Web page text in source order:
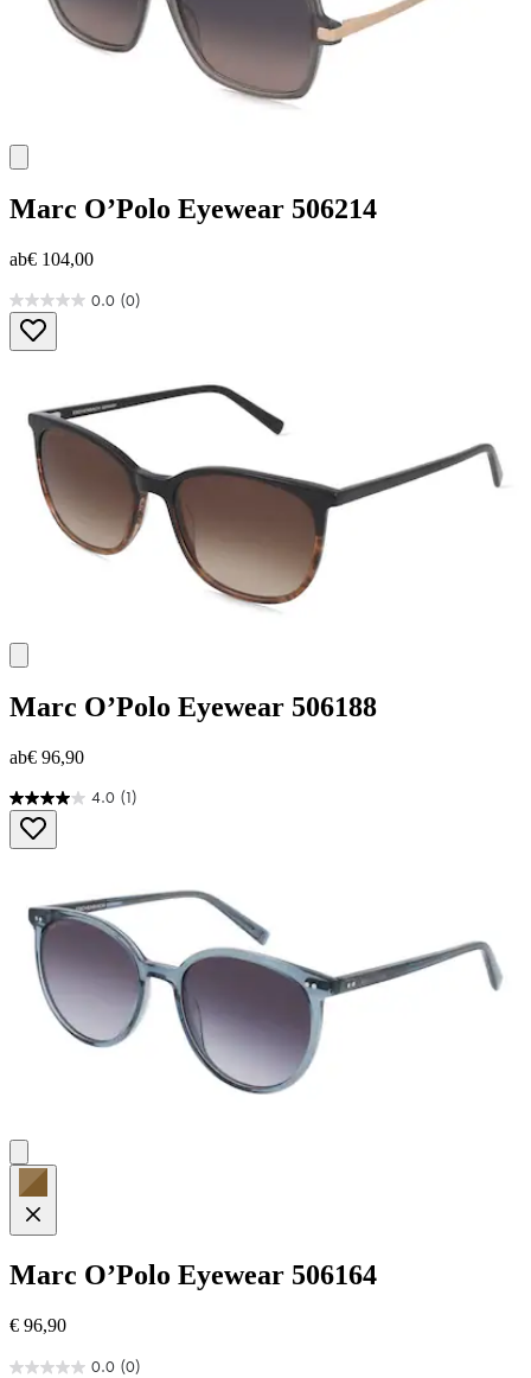
Marc O’Polo Eyewear 506214
ab€ 104,00
0.0 (0)
0.0
von
5
Marc O’Polo Eyewear 506188
ab€ 96,90
4.0 (1)
4.0
von
5
Bewertung
Marc O’Polo Eyewear 506164
€ 96,90
0.0 (0)